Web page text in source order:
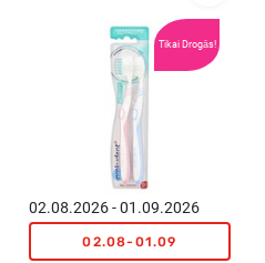
Tikai Drogās!
02.08.2026 - 01.09.2026
02.08-01.09